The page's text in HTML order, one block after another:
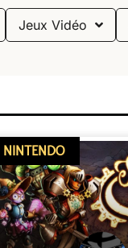
Jeux Vidéo
NINTENDO